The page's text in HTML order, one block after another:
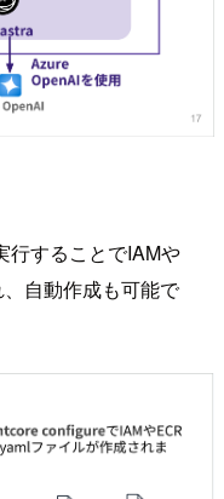
行することでIAMや
自動作成も可能で